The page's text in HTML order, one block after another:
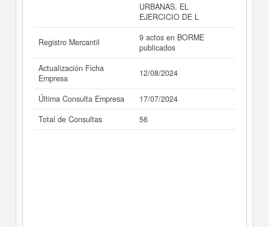
URBANAS. EL
EJERCICIO DE L
Registro Mercantil
9 actos en BORME
publicados
Actualización Ficha
Empresa
12/08/2024
Última Consulta Empresa
17/07/2024
Total de Consultas
56